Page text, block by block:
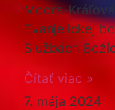
Modra-
Evanjelickej
Službách
Čítať viac »
7. mája 2024